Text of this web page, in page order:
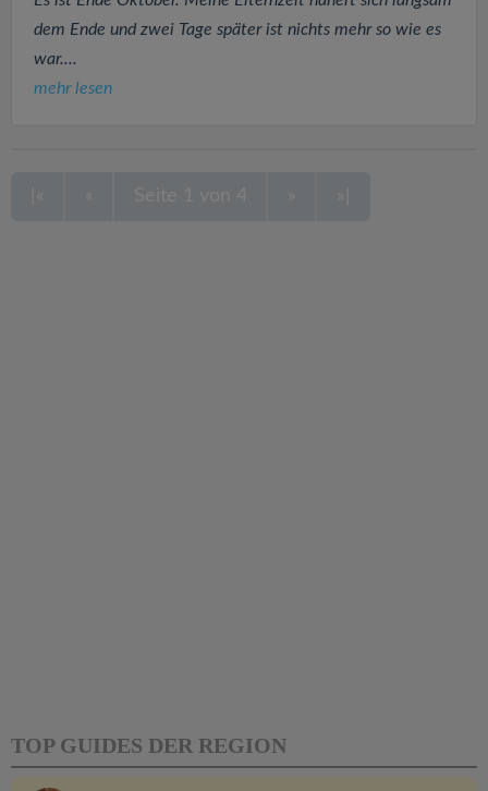
dem Ende und zwei Tage später ist nichts mehr so wie es
war....
mehr lesen
TOP GUIDES DER REGION